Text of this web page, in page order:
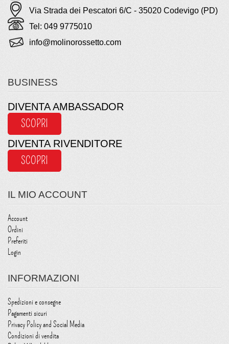
Via Strada dei Pescatori 6/C - 35020 Codevigo (PD)
Tel: 049 9775010
info@molinorossetto.com
BUSINESS
DIVENTA AMBASSADOR
SCOPRI
DIVENTA RIVENDITORE
SCOPRI
IL MIO ACCOUNT
Account
Ordini
Preferiti
Login
INFORMAZIONI
Spedizioni e consegne
Pagamenti sicuri
Privacy Policy and Social Media
Condizioni di vendita